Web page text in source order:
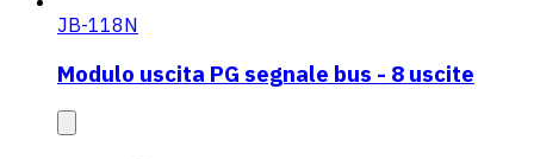
JB-118N
Modulo uscita PG segnale bus - 8 uscite